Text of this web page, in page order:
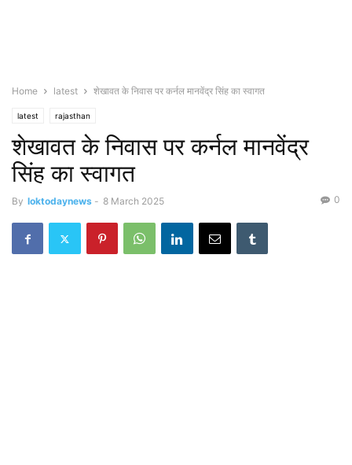
Home latest शेखावत के निवास पर कर्नल मानवेंद्र सिंह का स्वागत
latest rajasthan
शेखावत के निवास पर कर्नल मानवेंद्र
सिंह का स्वागत
By loktodaynews - 8 March 2025 0